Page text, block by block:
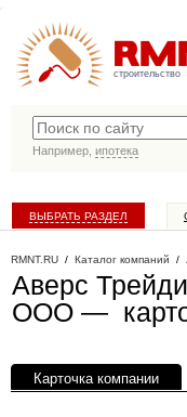
строительство
Например, ипотека
ВЫБРАТЬ РАЗДЕЛ
RMNT.RU / Каталог компаний /
Аверс
ООО —
Карточка компании